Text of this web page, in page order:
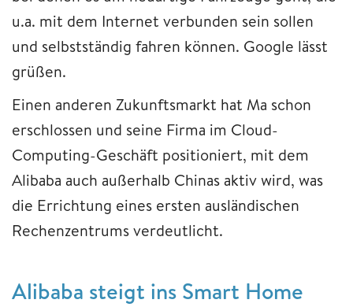
u.a. mit dem Internet verbunden sein sollen
und selbstständig fahren können. Google lässt
grüßen.
Einen anderen Zukunftsmarkt hat Ma schon
erschlossen und seine Firma im Cloud-
Computing-Geschäft positioniert, mit dem
Alibaba auch außerhalb Chinas aktiv wird, was
die Errichtung eines ersten ausländischen
Rechenzentrums verdeutlicht.
Alibaba steigt ins Smart Home